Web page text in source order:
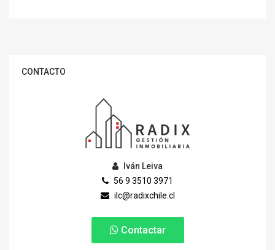
CONTACTO
Iván Leiva
56 9 3510 3971
ilc@radixchile.cl
Contactar